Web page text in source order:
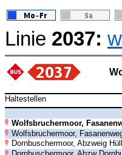
Linie 2037:
Haltestellen
Wolfsbruchermoor,
Wolfsbruchermoor,
Dornbuschermoor, Abzweig Hüll